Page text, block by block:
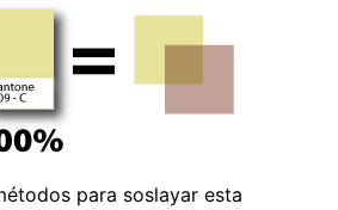
para soslayar esta